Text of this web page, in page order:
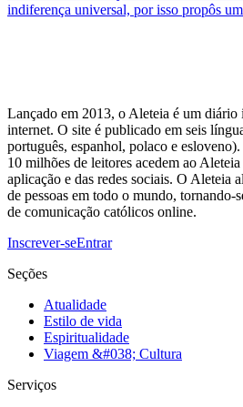
indiferença universal, por isso propôs
Lançado em 2013, o Aleteia é um
internet. O site é publicado em seis
português, espanhol, polaco e
10 milhões de leitores acedem ao
aplicação e das redes sociais. O Aleteia
de pessoas em todo o mundo, tornando-
de comunicação católicos online.
Inscrever-seEntrar
Seções
Atualidade
Estilo de vida
Espiritualidade
Viagem &#038; Cultura
Serviços